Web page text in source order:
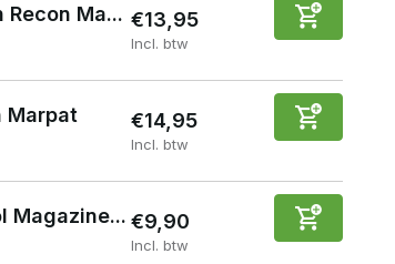
Ma... €13,95
Incl. btw
Marpat €14,95
Incl. btw
Magazine... €9,90
Incl. btw